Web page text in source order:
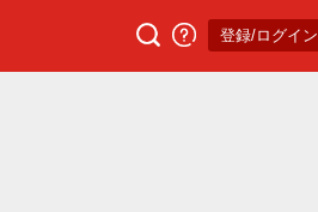
登録/ログイン